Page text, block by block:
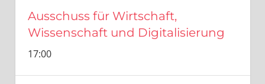
Ausschuss für Wirtschaft,
Wissenschaft und Digitalisierung
17:00